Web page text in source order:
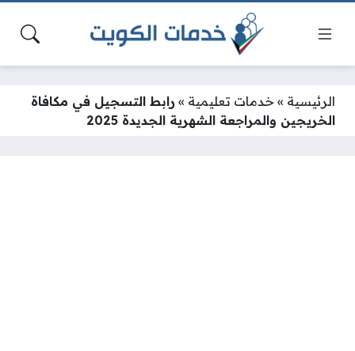
الرئيسية » خدمات تعليمية » رابط التسجيل في مكافاة
الخريجين والمراجعة الشهرية الجديدة 2025